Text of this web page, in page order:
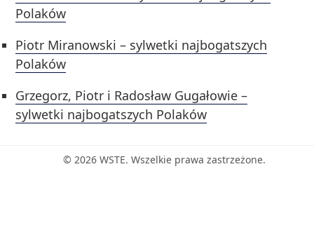
Polaków
Piotr Miranowski – sylwetki najbogatszych
Polaków
Grzegorz, Piotr i Radosław Gugałowie –
sylwetki najbogatszych Polaków
© 2026 WSTE. Wszelkie prawa zastrzeżone.